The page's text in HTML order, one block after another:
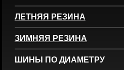
ЛЕТНЯЯ РЕЗИНА
ЗИМНЯЯ РЕЗИНА
ШИНЫ ПО ДИАМЕТРУ